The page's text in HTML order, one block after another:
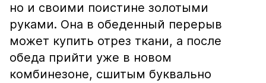
но и своими поистине золотыми
руками. Она в обеденный перерыв
может купить отрез ткани, а после
обеда прийти уже в новом
комбинезоне, сшитым буквально